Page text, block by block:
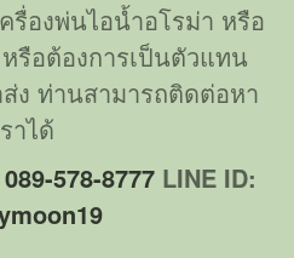
ติดต่อเรา
รื่องพ่นไอน้ำอโรม่า หรือ
รือต้องการเป็นตัวแทน
ง ท่านสามารถติดต่อหา
าได้
089-578-8777 LINE ID: